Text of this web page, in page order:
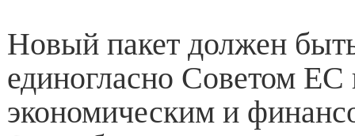
Новый пакет должен
единогласно Советом ЕС
экономическим и